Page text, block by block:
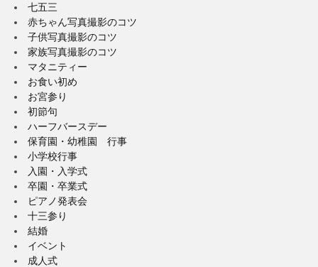
七五三
赤ちゃん写真撮影のコツ
子供写真撮影のコツ
家族写真撮影のコツ
マタニティー
お食い初め
お宮参り
初節句
ハーフバースデー
保育園・幼稚園 行事
小学校行事
入園・入学式
卒園・卒業式
ピアノ発表会
十三参り
結婚
イベント
成人式